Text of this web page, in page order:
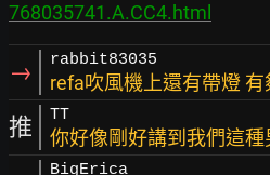
768035741.A.CC4.html
→ rabbit83035
refa吹風機上還有帶燈 有
推 TT
你好像剛好講到我們這
BigErica